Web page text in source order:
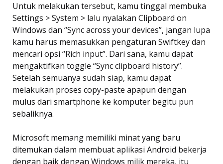
Untuk melakukan tersebut, kamu tinggal membuka
Settings > System > lalu nyalakan Clipboard on
Windows dan “Sync across your devices”, jangan lupa
kamu harus memasukkan pengaturan Swiftkey dan
mencari opsi “Rich input”. Dari sana, kamu dapat
mengaktifkan toggle “Sync clipboard history”.
Setelah semuanya sudah siap, kamu dapat
melakukan proses copy-paste apapun dengan
mulus dari smartphone ke komputer begitu pun
sebaliknya.
Microsoft memang memiliki minat yang baru
ditemukan dalam membuat aplikasi Android bekerja
dengan baik dengan Windows milik mereka, itu